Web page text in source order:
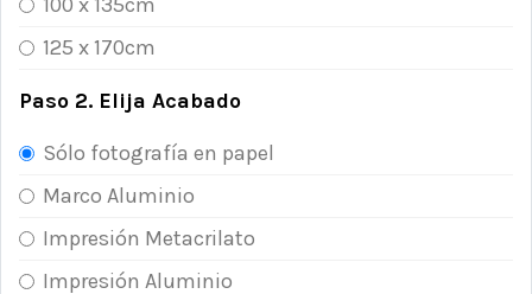
125 x 170cm
Paso 2. Elija Acabado
Sólo fotografía en papel
Marco Aluminio
Impresión Metacrilato
Impresión Aluminio